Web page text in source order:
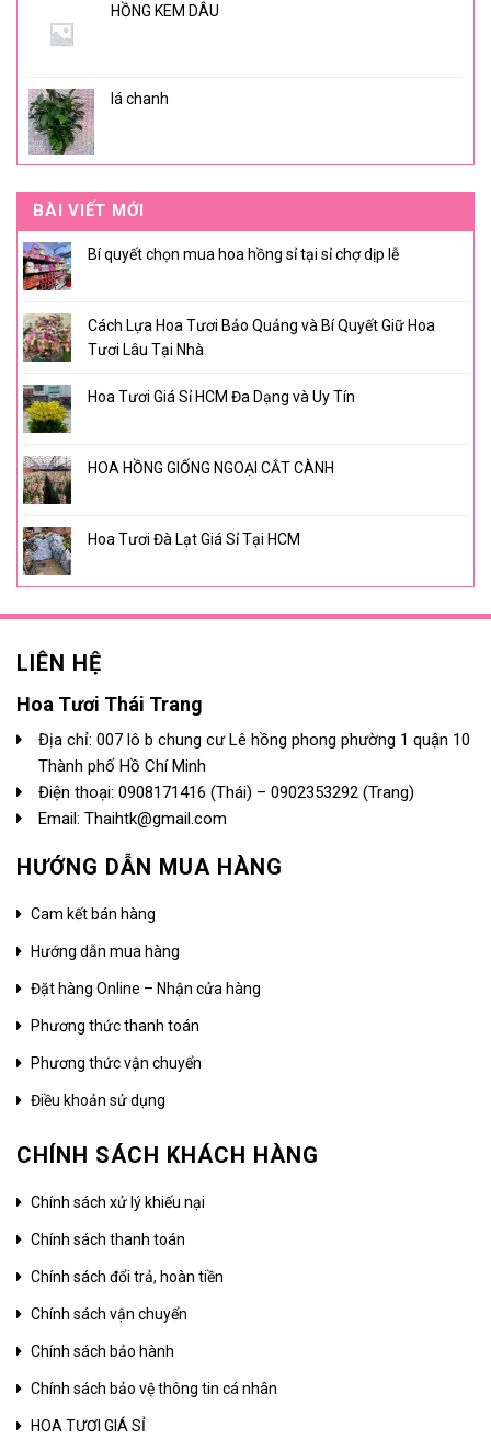
HỒNG KEM DÂU
lá chanh
BÀI VIẾT MỚI
Bí quyết chọn mua hoa hồng sỉ tại sỉ chợ dịp lễ
Cách Lựa Hoa Tươi Bảo Quảng và Bí Quyết Giữ Hoa
Tươi Lâu Tại Nhà
Hoa Tươi Giá Sỉ HCM Đa Dạng và Uy Tín
HOA HỒNG GIỐNG NGOẠI CẮT CÀNH
Hoa Tươi Đà Lạt Giá Sỉ Tại HCM
LIÊN HỆ
Hoa Tươi Thái Trang
Địa chỉ: 007 lô b chung cư Lê hồng phong phường 1 quận 10
Thành phố Hồ Chí Minh
Điện thoại: 0908171416 (Thái) – 0902353292 (Trang)
Email: Thaihtk@gmail.com
HƯỚNG DẪN MUA HÀNG
Cam kết bán hàng
Hướng dẫn mua hàng
Đặt hàng Online – Nhận cửa hàng
Phương thức thanh toán
Phương thức vận chuyển
Điều khoản sử dụng
CHÍNH SÁCH KHÁCH HÀNG
Chính sách xử lý khiếu nại
Chính sách thanh toán
Chính sách đổi trả, hoàn tiền
Chính sách vận chuyển
Chính sách bảo hành
Chính sách bảo vệ thông tin cá nhân
HOA TƯƠI GIÁ SỈ